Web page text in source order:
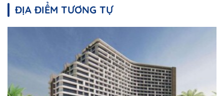
ĐỊA ĐIỂM TƯƠNG TỰ